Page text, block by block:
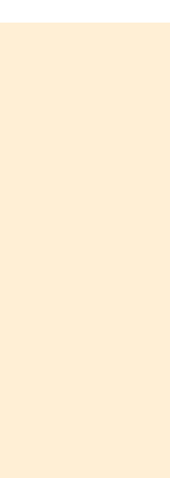
Автопригода